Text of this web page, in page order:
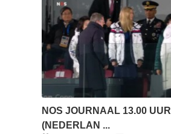
NOS JOURNAAL 13.00 UUR
(NEDERLAN ...